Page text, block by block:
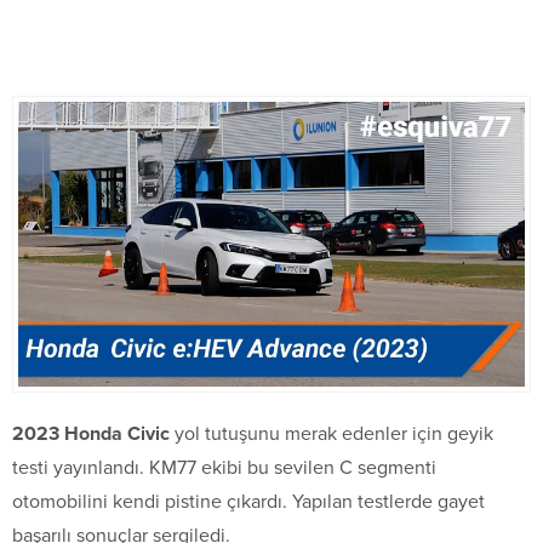
2023 Honda Civic yol tutuşunu merak edenler için geyik
testi yayınlandı. KM77 ekibi bu sevilen C segmenti
otomobilini kendi pistine çıkardı. Yapılan testlerde gayet
başarılı sonuçlar sergiledi.